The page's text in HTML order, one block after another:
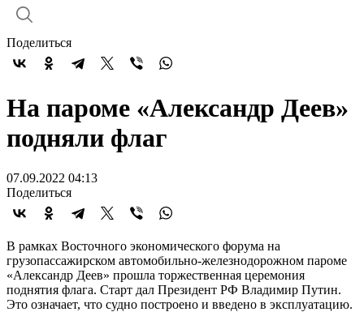
Поделиться
На пароме «Александр Деев»
подняли флаг
07.09.2022 04:13
Поделиться
В рамках Восточного экономического форума на
грузопассажирском автомобильно-железнодорожном пароме
«Александр Деев» прошла торжественная церемония
поднятия флага. Старт дал Президент РФ Владимир Путин.
Это означает, что судно построено и введено в эксплуатацию.